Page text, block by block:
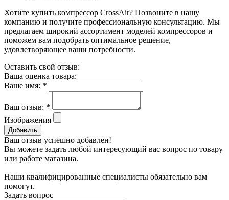
Хотите купить компрессор CrossAir? Позвоните в нашу
компанию и получите профессиональную консультацию. Мы
предлагаем широкий ассортимент моделей компрессоров и
поможем вам подобрать оптимальное решение,
удовлетворяющее ваши потребности.
Оставить свой отзыв:
Ваша оценка товара:
Ваше имя: *
Ваш отзыв: *
Изображения
Добавить
Ваш отзыв успешно добавлен!
Вы можете задать любой интересующий вас вопрос по товару
или работе магазина.
Наши квалифицированные специалисты обязательно вам
помогут.
Задать вопрос